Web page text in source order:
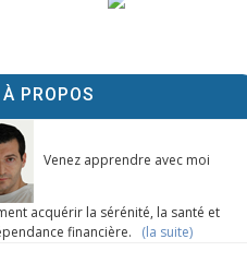
À PROPOS
Venez apprendre avec moi
acquérir la sérénité, la santé et
financière. (la suite)